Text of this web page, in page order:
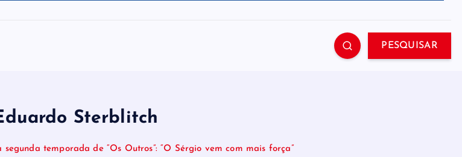
PESQUISAR
Sterblitch
temporada de “Os Outros”: “O Sérgio vem com mais força”